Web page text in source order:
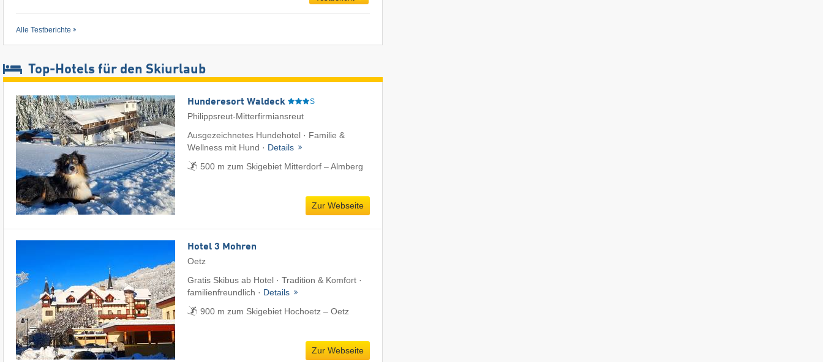
Alle Testberichte
Top-Hotels für den Skiurlaub
Hunderesort Waldeck S
Philippsreut-Mitterfirmiansreut
Ausgezeichnetes Hundehotel · Familie &
Wellness mit Hund · Details
500 m zum Skigebiet Mitterdorf – Almberg
Zur Webseite
Hotel 3 Mohren
Oetz
Gratis Skibus ab Hotel · Tradition & Komfort ·
familienfreundlich · Details
900 m zum Skigebiet Hochoetz – Oetz
Zur Webseite